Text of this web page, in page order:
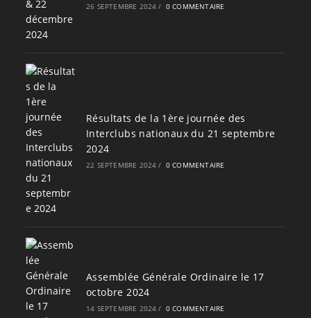
26 SEPTEMBRE 2024 / 0 COMMENTAIRE
Résultats de la 1ère journée des
Interclubs nationaux du 21 septembre
2024
22 SEPTEMBRE 2024 / 0 COMMENTAIRE
Assemblée Générale Ordinaire le 17
octobre 2024
14 SEPTEMBRE 2024 / 0 COMMENTAIRE